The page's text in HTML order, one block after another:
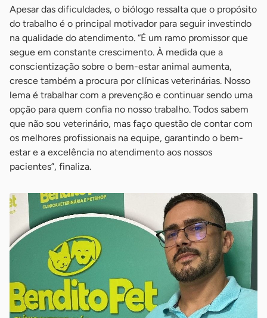
Apesar das dificuldades, o biólogo ressalta que o propósito
do trabalho é o principal motivador para seguir investindo
na qualidade do atendimento. “É um ramo promissor que
segue em constante crescimento. À medida que a
conscientização sobre o bem-estar animal aumenta,
cresce também a procura por clínicas veterinárias. Nosso
lema é trabalhar com a prevenção e continuar sendo uma
opção para quem confia no nosso trabalho. Todos sabem
que não sou veterinário, mas faço questão de contar com
os melhores profissionais na equipe, garantindo o bem-
estar e a excelência no atendimento aos nossos
pacientes”, finaliza.